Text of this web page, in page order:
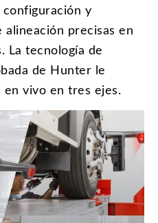
configuración y
precisas en
La tecnología de
de Hunter le
vivo en tres ejes.